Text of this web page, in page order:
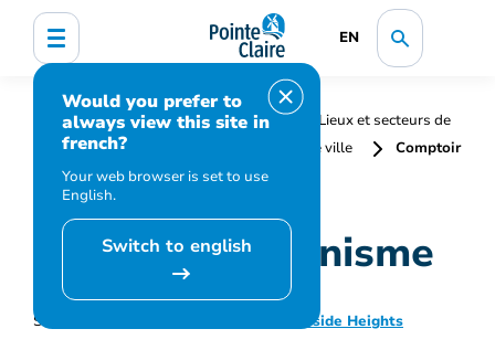
EN
Would you prefer to
always view this site in
french?
Your web browser is set to use
English.
Switch to english
Accueil Territoire et urbanisme
Lieux et secteurs de
la Ville
Trouvez un lieu Hôtel de ville
Comptoir
urbanisme
Comptoir urbanisme
Situé à District 5 - Lakeside Heights